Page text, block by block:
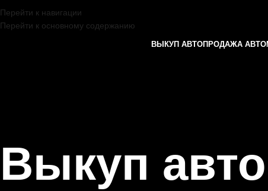
Перейти к навигации
Перейти к основному содержанию
ВЫКУП АВТОПРОДАЖА
Выкуп